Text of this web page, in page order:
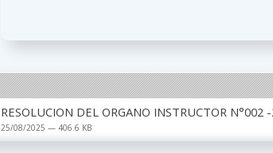
RESOLUCION DEL ORGANO INSTRUCTOR N°002
25/08/2025 — 406.6 KB